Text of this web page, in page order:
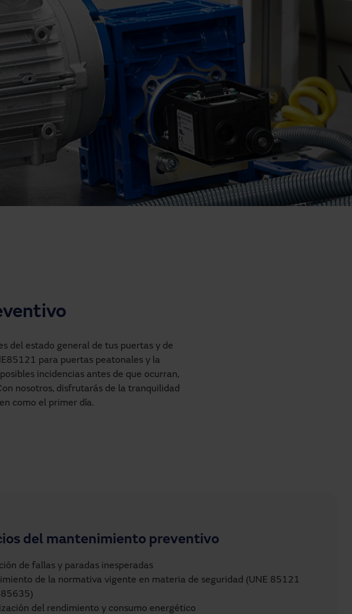
del estado general de tus puertas y de
para puertas peatonales y la
incidencias antes de que ocurran,
nosotros, disfrutarás de la tranquilidad
como el primer día.
del mantenimiento preventivo
de fallas y paradas inesperadas
de la normativa vigente en materia de seguridad (UNE 85121
85635)
del rendimiento y consumo energético